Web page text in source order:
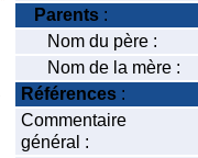
Parents :
Nom du père :
Nom de la mère :
Références :
Commentaire
général :